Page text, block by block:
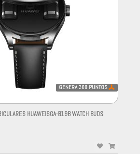
GENERA300 PUNTOS
HUAWEISGA-B19B WATCH BUDS